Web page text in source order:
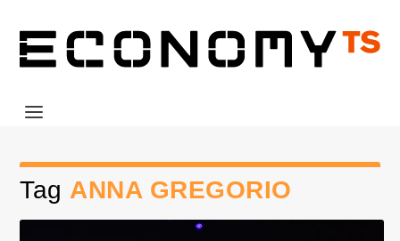
Tag ANNA GREGORIO